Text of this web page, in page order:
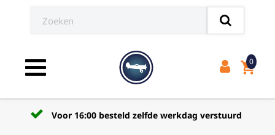
Toggle navigation shopping_cart
0
Voor 16:00 besteld zelfde werkdag verstuurd